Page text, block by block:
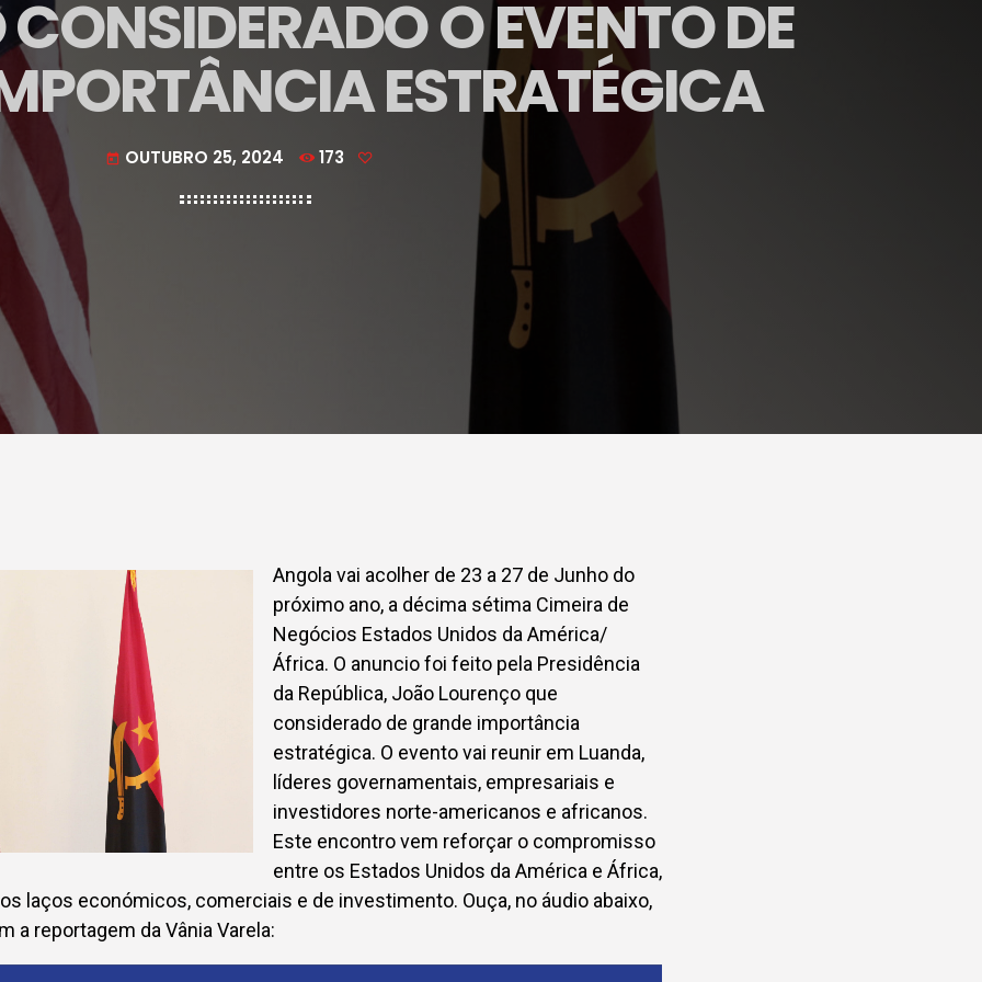
O EVENTO DE
ESTRATÉGICA
today OUTUBRO 25, 2024 173
Angola vai acolher de 23 a 27 de Junho do
próximo ano, a décima sétima Cimeira de
Negócios Estados Unidos da América/
África. O anuncio foi feito pela Presidência
da República, João Lourenço que
considerado de grande importância
estratégica. O evento vai reunir em Luanda,
líderes governamentais, empresariais e
investidores norte-americanos e africanos.
Este encontro vem reforçar o compromisso
entre os Estados Unidos da América e África,
laços económicos, comerciais e de investimento. Ouça, no áudio abaixo,
a reportagem da Vânia Varela: